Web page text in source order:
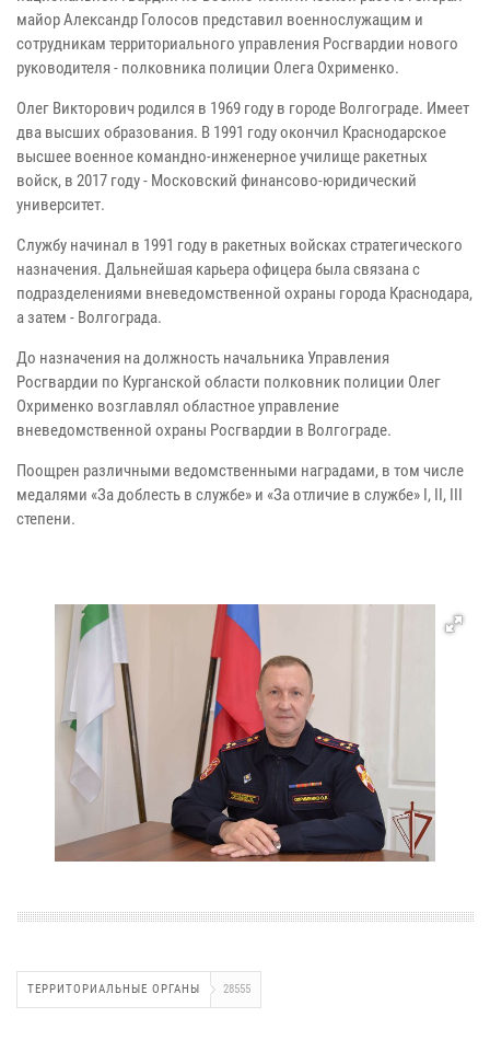
майор Александр Голосов представил военнослужащим и
сотрудникам территориального управления Росгвардии нового
руководителя - полковника полиции Олега Охрименко.
Олег Викторович родился в 1969 году в городе Волгограде. Имеет
два высших образования. В 1991 году окончил Краснодарское
высшее военное командно-инженерное училище ракетных
войск, в 2017 году - Московский финансово-юридический
университет.
Службу начинал в 1991 году в ракетных войсках стратегического
назначения. Дальнейшая карьера офицера была связана с
подразделениями вневедомственной охраны города Краснодара,
а затем - Волгограда.
До назначения на должность начальника Управления
Росгвардии по Курганской области полковник полиции Олег
Охрименко возглавлял областное управление
вневедомственной охраны Росгвардии в Волгограде.
Поощрен различными ведомственными наградами, в том числе
медалями «За доблесть в службе» и «За отличие в службе» I, II, III
степени.
ТЕРРИТОРИАЛЬНЫЕ ОРГАНЫ 28555